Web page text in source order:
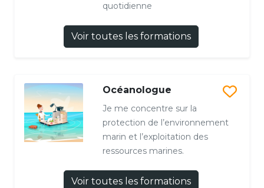
quotidienne
Voir toutes les formations
Océanologue
Je me concentre sur la
protection de l’environnement
marin et l’exploitation des
ressources marines.
Voir toutes les formations